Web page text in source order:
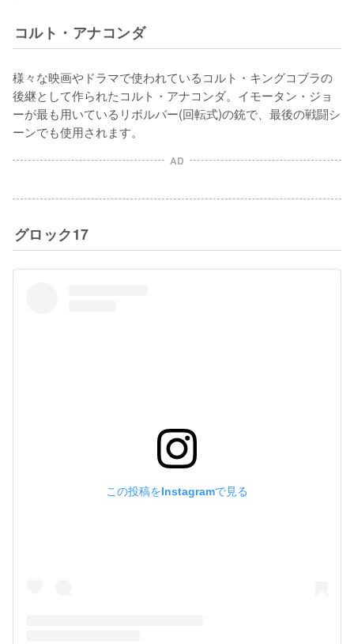
コルト・アナコンダ
様々な映画やドラマで使われているコルト・キングコブラの
後継として作られたコルト・アナコンダ。イモータン・ジョ
ーが最も用いているリボルバー(回転式)の銃で、最後の戦闘シ
ーンでも使用されます。
AD
グロック17
この投稿をInstagramで見る